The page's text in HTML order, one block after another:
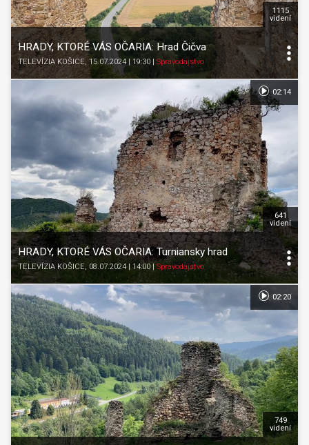
HRADY, KTORÉ VÁS OČARIA: Hrad Čičva
TELEVÍZIA KOŠICE , 15.07.2024 | 19:30 | Spravodajstvo
1115
videní
HRADY, KTORÉ VÁS OČARIA: Turniansky hrad
TELEVÍZIA KOŠICE , 08.07.2024 | 14:00 | Spravodajstvo
641
videní
02:14
749
videní
02:20